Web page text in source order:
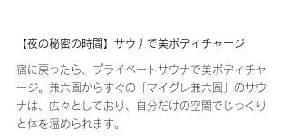
【夜の秘密の時間】サウナで美ボディチャージ
宿に戻ったら、プライベートサウナで美ボディチャ
ージ。兼六園からすぐの「マイグレ兼六園」のサウ
ナは、広々としており、自分だけの空間でじっくり
と体を温められます。